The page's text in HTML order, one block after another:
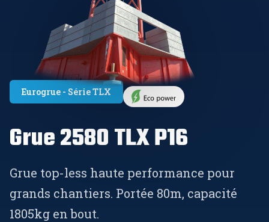
Eurogrue - Série TLX
Grue 2580 TLX P16
Grue top-less haute performance pour
grands chantiers. Portée 80m, capacité
1805kg en bout.